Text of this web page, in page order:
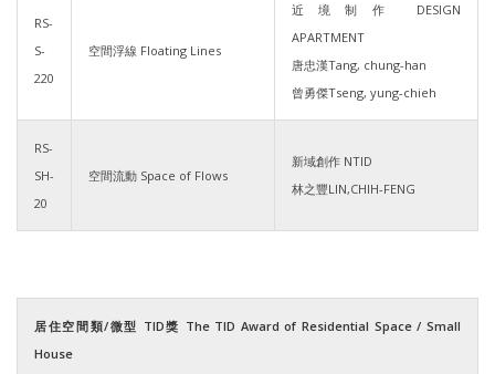
RS-
S-
220
空間浮線 Floating Lines
近境制作 DESIGN
APARTMENT
唐忠漢Tang, chung-han
曾勇傑Tseng, yung-chieh
RS-
SH-
20
空間流動 Space of Flows
新域創作 NTID
林之豐LIN,CHIH-FENG
居住空間類/微型 TID獎 The TID Award of Residential Space / Small
House